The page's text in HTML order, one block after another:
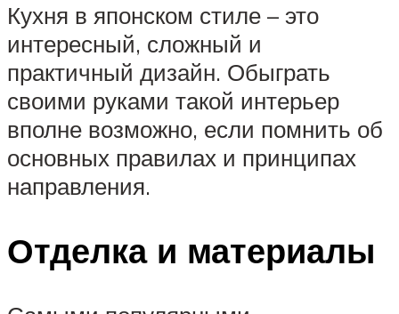
Кухня в японском стиле – это
интересный, сложный и
практичный дизайн. Обыграть
своими руками такой интерьер
вполне возможно, если помнить об
основных правилах и принципах
направления.
Отделка и материалы